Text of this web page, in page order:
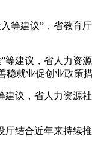
建议”，省教育
议，省人力资
就业促创业政策措
，省人力资源
合近年来持续